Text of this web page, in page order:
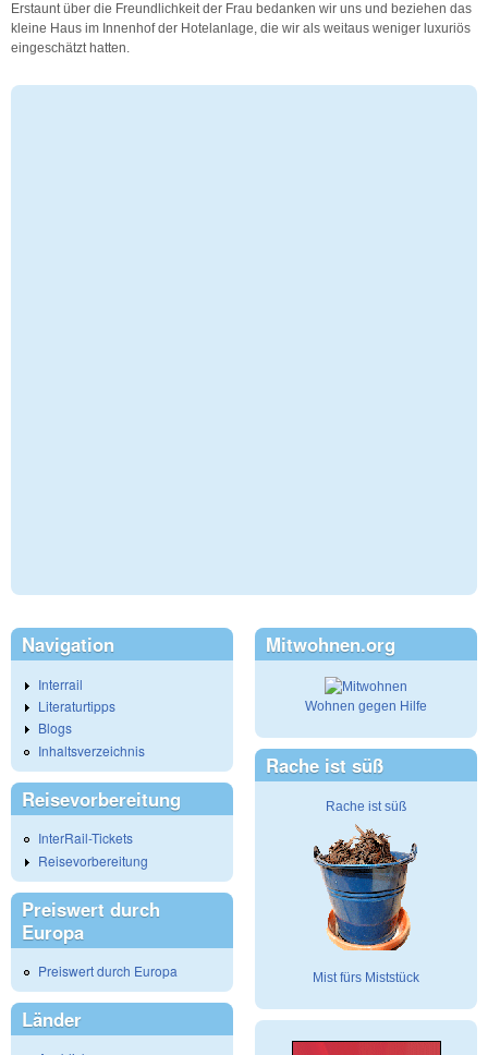
Erstaunt über die Freundlichkeit der Frau bedanken wir uns und beziehen das
kleine Haus im Innenhof der Hotelanlage, die wir als weitaus weniger luxuriös
eingeschätzt hatten.
Navigation
Interrail
Literaturtipps
Blogs
Inhaltsverzeichnis
Reisevorbereitung
InterRail-Tickets
Reisevorbereitung
Preiswert durch
Europa
Preiswert durch Europa
Länder
Mitwohnen.org
Wohnen gegen Hilfe
Rache ist süß
Rache ist süß
Mist fürs Miststück